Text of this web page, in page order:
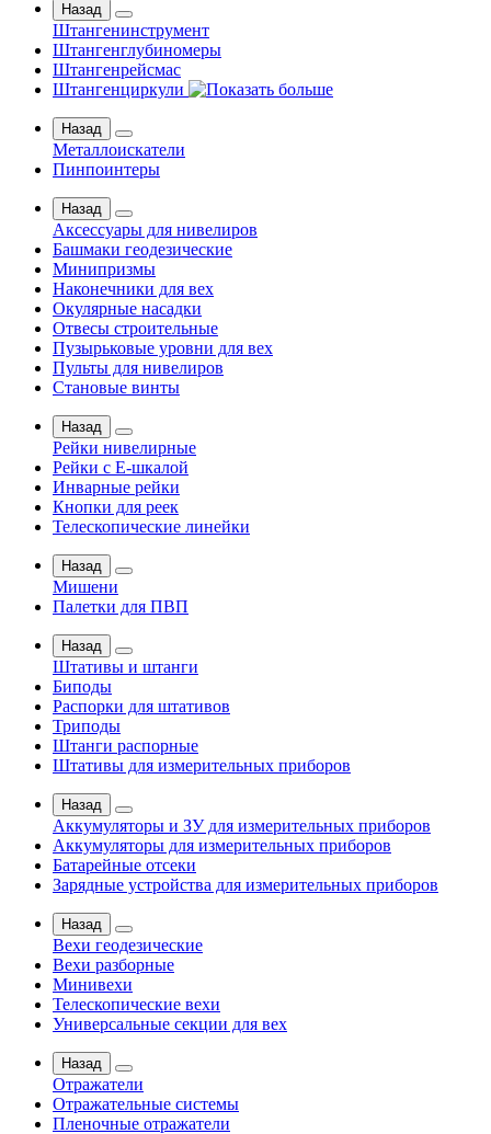
Назад
Штангенинструмент
Штангенглубиномеры
Штангенрейсмас
Штангенциркули
Назад
Металлоискатели
Пинпоинтеры
Назад
Аксессуары для нивелиров
Башмаки геодезические
Минипризмы
Наконечники для вех
Окулярные насадки
Отвесы строительные
Пузырьковые уровни для вех
Пульты для нивелиров
Становые винты
Назад
Рейки нивелирные
Рейки с Е-шкалой
Инварные рейки
Кнопки для реек
Телескопические линейки
Назад
Мишени
Палетки для ПВП
Назад
Штативы и штанги
Биподы
Распорки для штативов
Триподы
Штанги распорные
Штативы для измерительных приборов
Назад
Аккумуляторы и ЗУ для измерительных приборов
Аккумуляторы для измерительных приборов
Батарейные отсеки
Зарядные устройства для измерительных приборов
Назад
Вехи геодезические
Вехи разборные
Минивехи
Телескопические вехи
Универсальные секции для вех
Назад
Отражатели
Отражательные системы
Пленочные отражатели